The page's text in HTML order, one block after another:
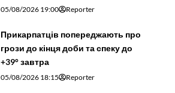
05/08/2026 19:00 Reporter
Прикарпатців попереджають про
грози до кінця доби та спеку до
+39° завтра
05/08/2026 18:15 Reporter